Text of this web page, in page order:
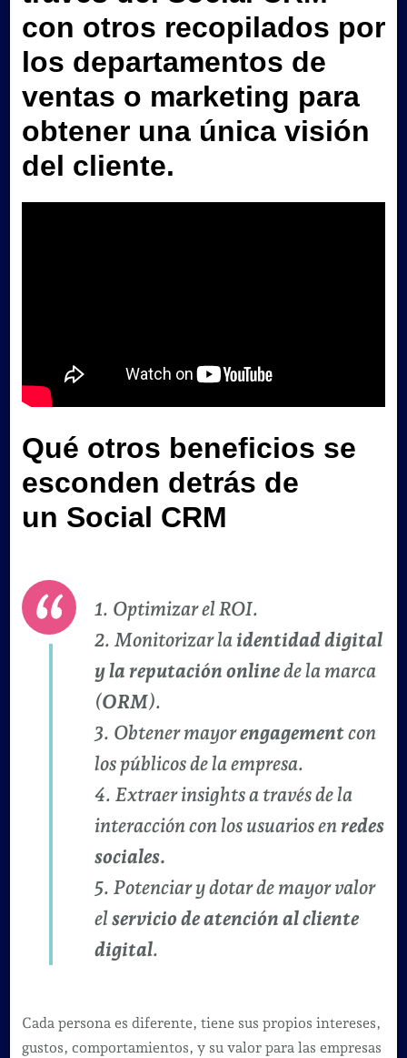
con otros recopilados por
los departamentos de
ventas o marketing para
obtener una única visión
del cliente.
Qué otros beneficios se
esconden detrás de
un Social CRM
1. Optimizar el ROI.
2. Monitorizar la identidad digital
y la reputación onlinede la marca
(ORM).
3. Obtener mayorengagementcon
los públicos de la empresa.
4. Extraerinsightsa través de la
interacción con los usuarios en redes
sociales.
5. Potenciar y dotar de mayor valor
elservicio de atención al cliente
digital.
Cada persona es diferente, tiene sus propios intereses,
gustos, comportamientos, y su valor para las empresas